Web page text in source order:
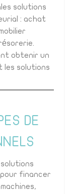
solutions
: achat
obtenir un
les solutions
DE
pour financer